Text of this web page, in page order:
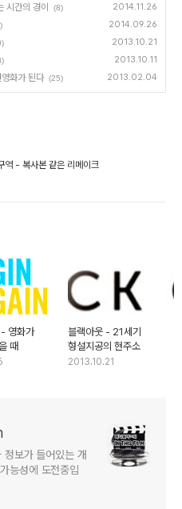
시간의 경이 (8) 2014.11.26
2014.09.26
2013.10.21
2013.10.11
화가 된다 (25) 2013.02.04
역 - 복사본 같은 리메이크
영화가
때
블랙아웃 - 21세기
형설지공의 현주소
2013.10.21
보가 들어있는 개
능성에 도전중입